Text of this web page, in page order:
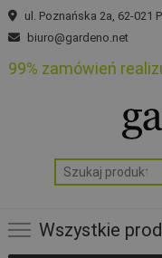
Skip
to
ul. Poznańska 2a, 62-021
biuro@gardeno.net
99% zamówień
Wszystkie